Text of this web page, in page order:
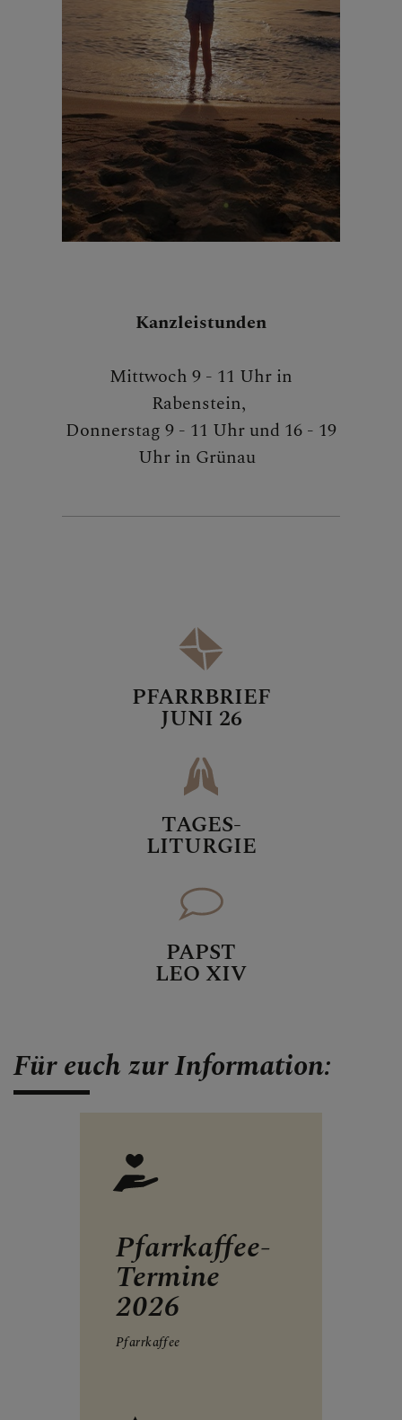
KONTAKT
Kanzleistunden
Mittwoch 9 - 11 Uhr in
Rabenstein,
Donnerstag 9 - 11 Uhr und 16 - 19
Uhr in Grünau
PFARRBRIEF
JUNI 26
TAGES-
LITURGIE
PAPST
LEO XIV
Für euch zur Information:
Pfarrkaffee-
Termine
2026
Pfarrkaffee